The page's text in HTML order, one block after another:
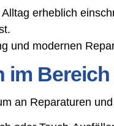
erheblich
und modernen
im
an Reparaturen